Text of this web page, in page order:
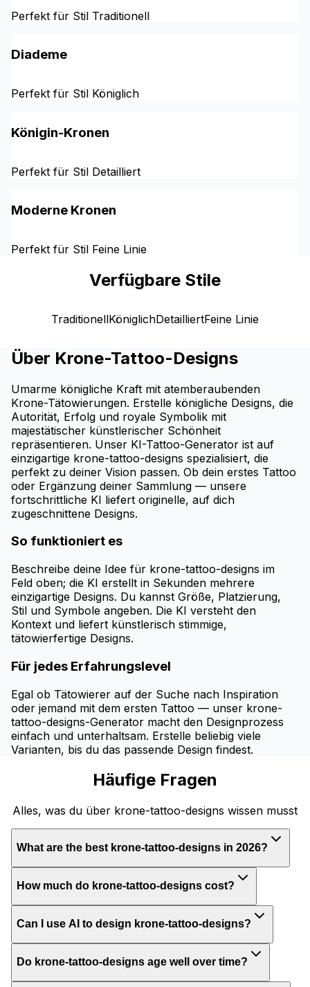
Perfekt für Stil Traditionell
Diademe
Perfekt für Stil Königlich
Königin-Kronen
Perfekt für Stil Detailliert
Moderne Kronen
Perfekt für Stil Feine Linie
Verfügbare Stile
TraditionellKöniglichDetailliertFeine Linie
Über Krone-Tattoo-Designs
Umarme königliche Kraft mit atemberaubenden
Krone-Tätowierungen. Erstelle königliche Designs, die
Autorität, Erfolg und royale Symbolik mit
majestätischer künstlerischer Schönheit
repräsentieren. Unser KI-Tattoo-Generator ist auf
einzigartige krone-tattoo-designs spezialisiert, die
perfekt zu deiner Vision passen. Ob dein erstes Tattoo
oder Ergänzung deiner Sammlung — unsere
fortschrittliche KI liefert originelle, auf dich
zugeschnittene Designs.
So funktioniert es
Beschreibe deine Idee für krone-tattoo-designs im
Feld oben; die KI erstellt in Sekunden mehrere
einzigartige Designs. Du kannst Größe, Platzierung,
Stil und Symbole angeben. Die KI versteht den
Kontext und liefert künstlerisch stimmige,
tätowierfertige Designs.
Für jedes Erfahrungslevel
Egal ob Tätowierer auf der Suche nach Inspiration
oder jemand mit dem ersten Tattoo — unser krone-
tattoo-designs-Generator macht den Designprozess
einfach und unterhaltsam. Erstelle beliebig viele
Varianten, bis du das passende Design findest.
Häufige Fragen
Alles, was du über krone-tattoo-designs wissen musst
What are the best krone-tattoo-designs in 2026?
How much do krone-tattoo-designs cost?
Can I use AI to design krone-tattoo-designs?
Do krone-tattoo-designs age well over time?